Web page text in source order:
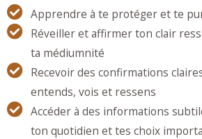
Apprendre à te protéger et te
Réveiller et affirmer ton clair
ta médiumnité
Recevoir des confirmations
entends, vois et ressens
Accéder à des informations
ton quotidien et tes choix